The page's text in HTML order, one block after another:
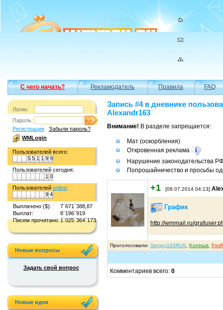
С чего начать? Рекламодатель Правила FAQ
Логин:
Пароль:
Регистрация
Забыли пароль?
WMLogin
Пользователей всего:
5 5 1 1 9 9
Пользователей сегодня:
1 0
Пользователей online:
9 4
Выплачено ($):
7`671`388,87
Выплат:
8`196`919
Писем прочитано:1`025`364`173
Новые вопросы
Задать свой вопрос
Новые идеи
Запись #4 в дневнике
Alexandr163
Внимание! В разделе запрещается:
Мат (оскорбления)
Откровенная реклама
Нарушение законодательства РФ
Попрошайничество и просьбы
+1 [08.07.2014 04:13]
График
http://wmmail.ru/
Проголосовали: Sergey163RUS Kontrast FreiR
Комментариев всего: 0